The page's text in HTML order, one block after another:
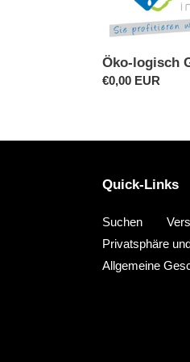
GMBH
Öko-logisch
Normaler
€0,00 EUR
Quick-Links
Suchen
Privatsphäre
Allgemeine